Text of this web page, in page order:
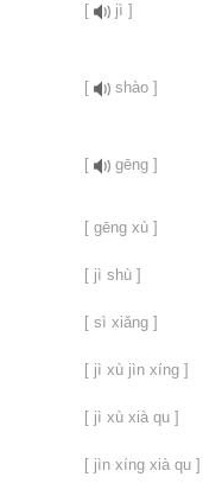
[ jì ]
[ shào ]
[ gēng ]
[ gēng xù ]
[ jì shù ]
[ sì xiǎng ]
[ jì xù jìn xíng ]
[ jì xù xià qu ]
[ jìn xíng xià qu ]